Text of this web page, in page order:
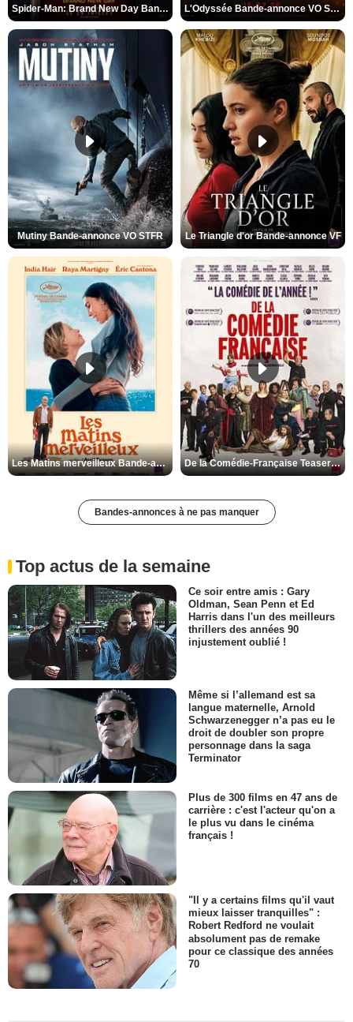
Spider-Man: Brand New Day Bande-annonce VO STFR L'Odyssée Bande-annonce VO STFR
Mutiny Bande-annonce VO STFR Le Triangle d'or Bande-annonce VF
Les Matins merveilleux Bande-annonce VF De la Comédie-Française Teaser VF
Bandes-annonces à ne pas manquer
Top actus de la semaine
Ce soir entre amis : Gary
Oldman, Sean Penn et Ed
Harris dans l'un des meilleurs
thrillers des années 90
injustement oublié !
Même si l’allemand est sa
langue maternelle, Arnold
Schwarzenegger n’a pas eu le
droit de doubler son propre
personnage dans la saga
Terminator
Plus de 300 films en 47 ans de
carrière : c'est l'acteur qu'on a
le plus vu dans le cinéma
français !
"Il y a certains films qu'il vaut
mieux laisser tranquilles" :
Robert Redford ne voulait
absolument pas de remake
pour ce classique des années
70